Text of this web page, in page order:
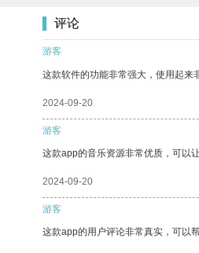
评论
游客
这款软件的功能非常强大，使用起来
2024-09-20
游客
这款app的音乐资源非常优质，可以
2024-09-20
游客
这款app的用户评论非常真实，可以